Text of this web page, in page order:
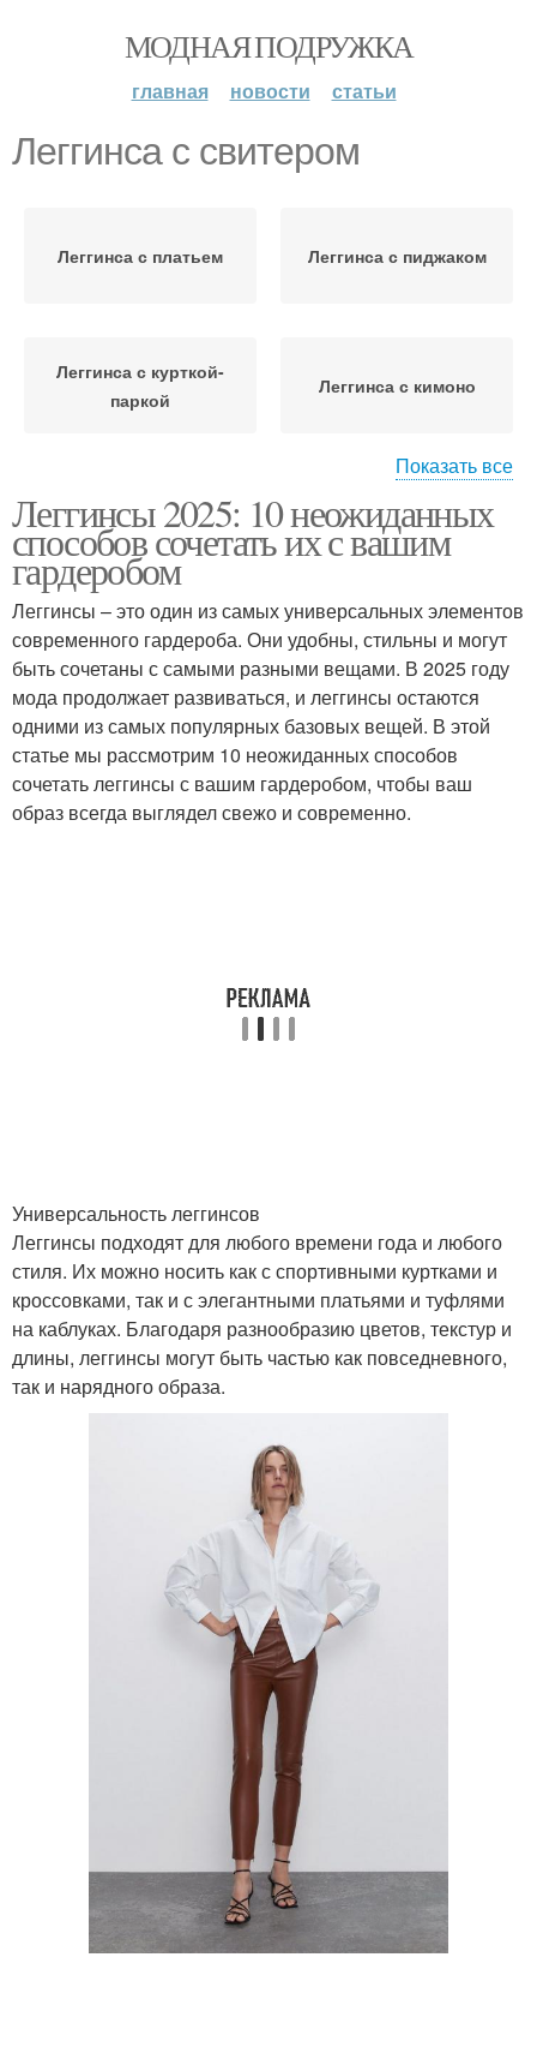
МОДНАЯ ПОДРУЖКА
главная новости статьи
Леггинса с свитером
Леггинса с платьем Леггинса с пиджаком
Леггинса с курткой-
паркой
Леггинса с кимоно
Леггинса с джинсовой
курткой
Леггинса с туником
Леггинса с кожаной
курткой
Леггинса с шалью
Леггинса с туфлями Наряды с леггинсами
Показать все
Леггинсы 2025: 10 неожиданных
способов сочетать их с вашим
гардеробом
Леггинсы – это один из самых универсальных элементов
современного гардероба. Они удобны, стильны и могут
быть сочетаны с самыми разными вещами. В 2025 году
мода продолжает развиваться, и леггинсы остаются
одними из самых популярных базовых вещей. В этой
статье мы рассмотрим 10 неожиданных способов
сочетать леггинсы с вашим гардеробом, чтобы ваш
образ всегда выглядел свежо и современно.
Универсальность леггинсов
Леггинсы подходят для любого времени года и любого
стиля. Их можно носить как с спортивными куртками и
кроссовками, так и с элегантными платьями и туфлями
на каблуках. Благодаря разнообразию цветов, текстур и
длины, леггинсы могут быть частью как повседневного,
так и нарядного образа.